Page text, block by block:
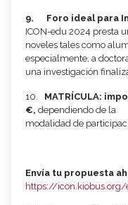
9.
Foro ideal para
ICON-edu 2024 presta
noveles tales como
especialmente, a
una investigación
10. MATRÍCULA:
€, dependiendo de la
modalidad de
Envía tu propuesta
https://